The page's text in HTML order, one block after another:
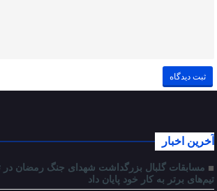
آخرین اخبار
مسابقات گلبال بزرگداشت شهدای جنگ رمضان در
تیم‌های برتر به کار خود پایان داد